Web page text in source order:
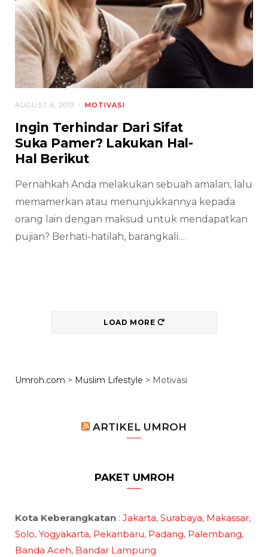
MOTIVASI
AUGUST 6, 2019
Ingin Terhindar Dari Sifat
Suka Pamer? Lakukan Hal-
Hal Berikut
Pernahkah Anda melakukan sebuah amalan, lalu
memamerkan atau menunjukkannya kepada
orang lain dengan maksud untuk mendapatkan
pujian? Berhati-hatilah, barangkali…
LOAD MORE
Umroh.com > Muslim Lifestyle > Motivasi
ARTIKEL UMROH
PAKET UMROH
Kota Keberangkatan : Jakarta, Surabaya, Makassar,
Solo, Yogyakarta, Pekanbaru, Padang, Palembang,
Banda Aceh, Bandar Lampung